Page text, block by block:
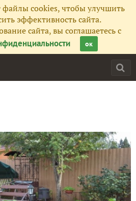
файлы cookies, чтобы улучшить
эффективность сайта.
сайта, вы соглашаетесь с
ок
260